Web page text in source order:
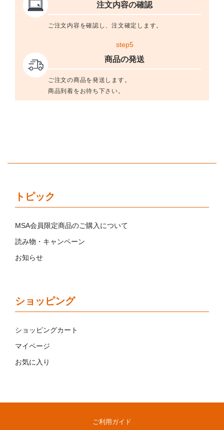
注文内容の確認
ご注文内容を確認し、注文確定します。
step5
商品の発送
ご注文の商品を発送します。
商品到着をお待ち下さい。
トピック
MSA会員限定商品のご購入について
読み物・キャンペーン
お知らせ
ショッピング
ショッピングカート
マイページ
お気に入り
ご利用ガイド